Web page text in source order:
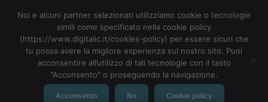
MENU
Noi e alcuni partner selezionati utilizziamo cookie o tecnologie
simili come specificato nella cookie policy
(https://www.digitalic.it/cookies-policy) per essere sicuri che
tu possa avere la migliore esperienza sul nostro sito. Puoi
acconsentire all’utilizzo di tali tecnologie con il tasto
"Acconsento" o proseguendo la navigazione.
Acconsento No Cookie policy